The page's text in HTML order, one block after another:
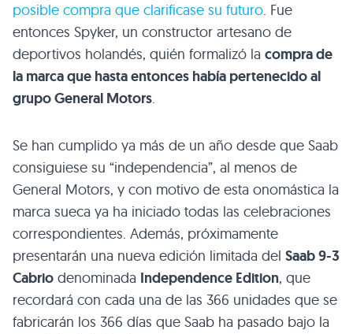
posible compra que clarificase su futuro. Fue
entonces Spyker, un constructor artesano de
deportivos holandés, quién formalizó la compra de
la marca que hasta entonces había pertenecido al
grupo General Motors.
Se han cumplido ya más de un año desde que Saab
consiguiese su “independencia”, al menos de
General Motors, y con motivo de esta onomástica la
marca sueca ya ha iniciado todas las celebraciones
correspondientes. Además, próximamente
presentarán una nueva edición limitada del Saab 9-3
Cabrio denominada Independence Edition, que
recordará con cada una de las 366 unidades que se
fabricarán los 366 días que Saab ha pasado bajo la